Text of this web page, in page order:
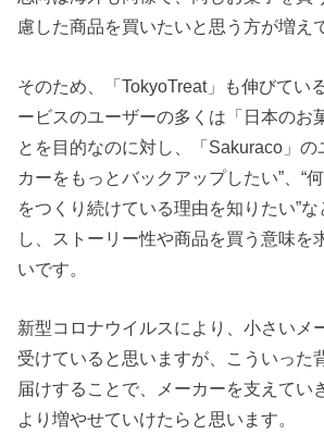
慮した商品を買いたいと思う方が増え
そのため、「TokyoTreat」も伸びてい
ービスのユーザーの多くは「日本のお
とを目的なのに対し、「Sakuraco」の
カーをもっとバックアップしたい”、“
をつくり続けている理由を知りたい”
し、ストーリー性や商品を買う意味を
いです。
新型コロナウイルスにより、小さいメ
受けていると思いますが、こういった
届けすることで、メーカーを支えてい
より増やせていけたらと思います。